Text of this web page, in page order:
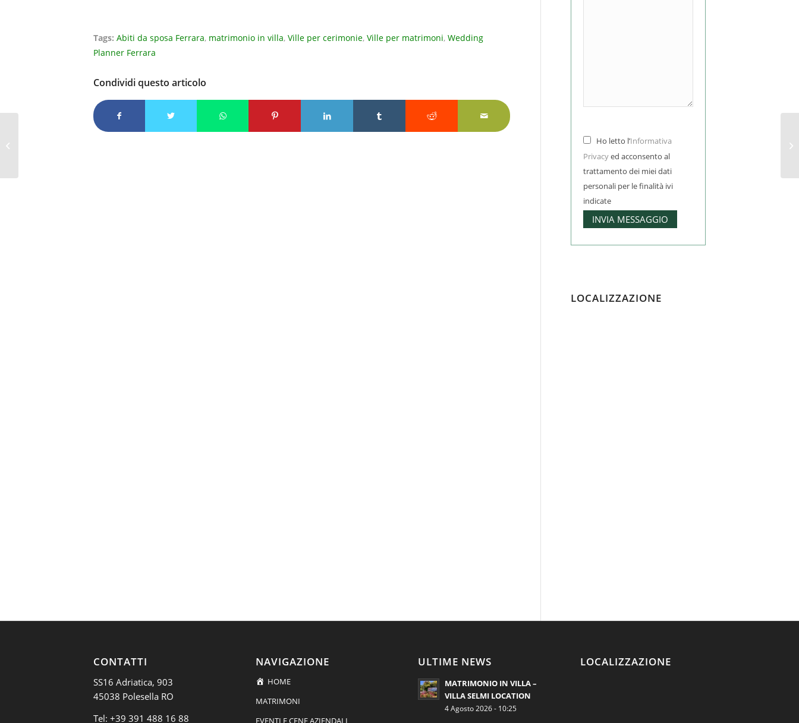
Tags: Abiti da sposa Ferrara, matrimonio in villa, Ville per cerimonie, Ville per matrimoni, Wedding
Planner Ferrara
Condividi questo articolo
Ho letto l’Informativa
Privacyed acconsento al
trattamento dei miei dati
personali per le finalità ivi
indicate
LOCALIZZAZIONE
CONTATTI
SS16 Adriatica, 903
45038 Polesella RO
Tel: +39 391 488 16 88
NAVIGAZIONE
HOME
MATRIMONI
EVENTI E CENE AZIENDALI
ULTIME NEWS
MATRIMONIO IN VILLA –
VILLA SELMI LOCATION
4 Agosto 2026 - 10:25
LOCALIZZAZIONE